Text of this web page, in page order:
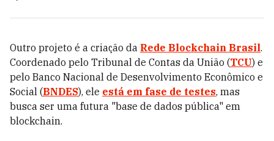
Outro projeto é a criação da Rede Blockchain Brasil.
Coordenado pelo Tribunal de Contas da União (TCU) e
pelo Banco Nacional de Desenvolvimento Econômico e
Social (BNDES), ele está em fase de testes, mas
busca ser uma futura "base de dados pública" em
blockchain.